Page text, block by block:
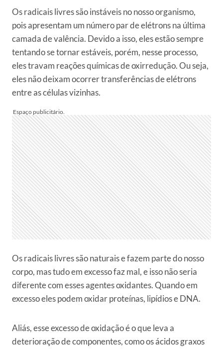
Os radicais livres são instáveis no nosso organismo,
pois apresentam um número par de elétrons na última
camada de valência. Devido a isso, eles estão sempre
tentando se tornar estáveis, porém, nesse processo,
eles travam reações químicas de oxirredução. Ou seja,
eles não deixam ocorrer transferências de elétrons
entre as células vizinhas.
Os radicais livres são naturais e fazem parte do nosso
corpo, mas tudo em excesso faz mal, e isso não seria
diferente com esses agentes oxidantes. Quando em
excesso eles podem oxidar proteínas, lipídios e DNA.
Aliás, esse excesso de oxidação é o que leva a
deterioração de componentes, como os ácidos graxos